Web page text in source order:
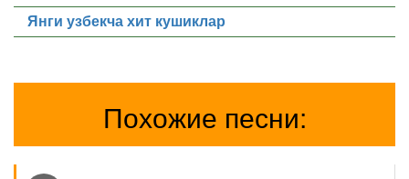
Янги узбекча хит кушиклар
Похожие песни: